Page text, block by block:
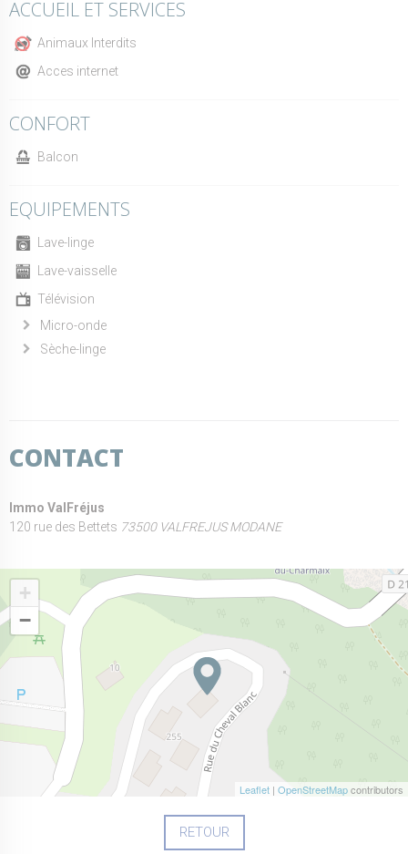
ACCUEIL ET SERVICES
Animaux Interdits
Acces internet
CONFORT
Balcon
EQUIPEMENTS
Lave-linge
Lave-vaisselle
Télévision
Micro-onde
Sèche-linge
CONTACT
Immo ValFréjus
120 rue des Bettets 73500 VALFREJUS MODANE
+
−
Leaflet | OpenStreetMapcontributors
RETOUR